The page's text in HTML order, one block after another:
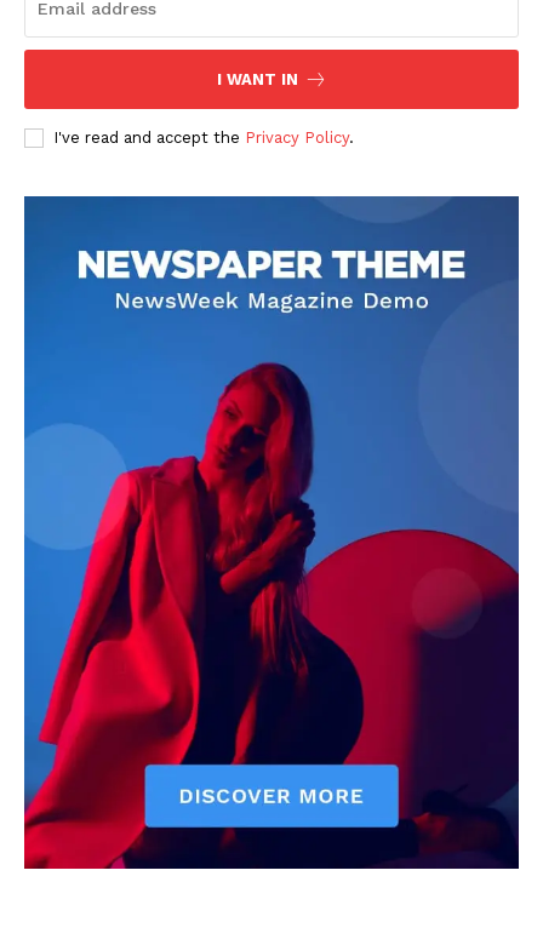
AIN NEWS 1
Contact Us
Privacy Policy
Terms of Use Agreement
Facebook
X WhatsApp
Share
I WANT IN
I've read and accept the Privacy Policy.